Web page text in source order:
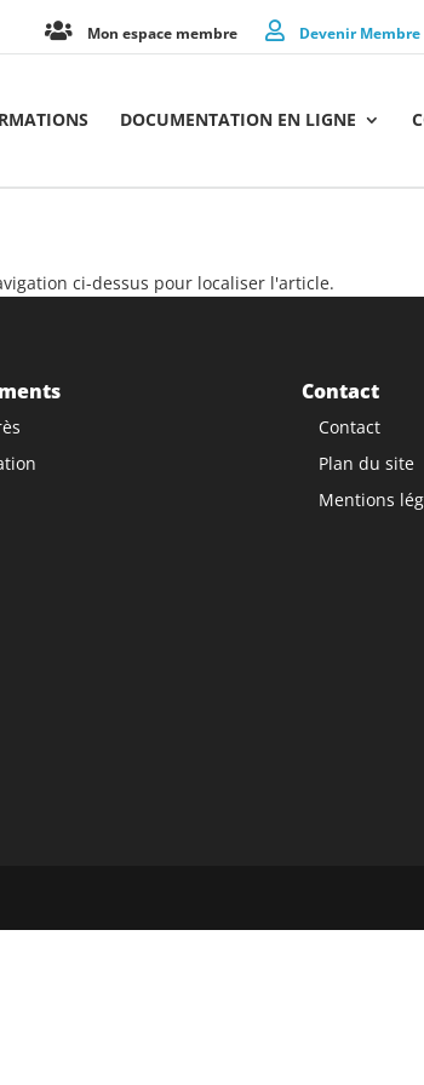
Mon espace membre Devenir Membre
DOCUMENTATION EN LIGNE
ci-dessus pour localiser l'article.
Contact
Contact
Plan du site
Mentions